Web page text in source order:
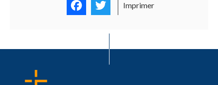
FacebookTwitter
Imprimer